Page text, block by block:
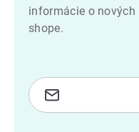
informácie o nových
shope.